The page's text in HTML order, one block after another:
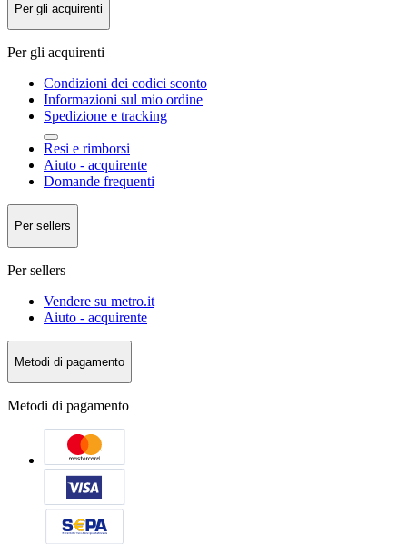
Per gli acquirenti
Per gli acquirenti
Condizioni dei codici sconto
Informazioni sul mio ordine
Spedizione e tracking
Resi e rimborsi
Aiuto - acquirente
Domande frequenti
Per sellers
Per sellers
Vendere su metro.it
Aiuto - acquirente
Metodi di pagamento
Metodi di pagamento